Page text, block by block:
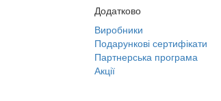
Додатково
Виробники
Подарункові сертифікати
Партнерська програма
Акції